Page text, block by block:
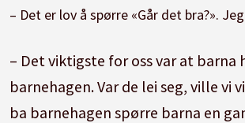
– Det er lov å spørre «Går det bra?». Jeg liker også de som sier at de ikke har peiling på hva de skal si til meg, sier Joachim om tiden etter at han og barna Astrid (8) og Jenny (5) mistet kona og
– Det viktigste for oss var at barna
barnehagen. Var de lei seg, ville vi
ba barnehagen spørre barna en